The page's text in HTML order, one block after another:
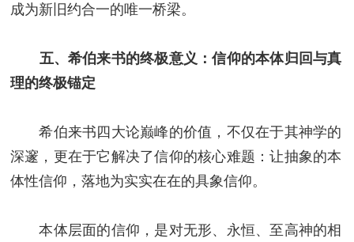
成为新旧约合一的唯一桥梁。
五、希伯来书的终极意义：信仰的本体归回与真
理的终极锚定
希伯来书四大论巅峰的价值，不仅在于其神学的
深邃，更在于它解决了信仰的核心难题：让抽象的本
体性信仰，落地为实实在在的具象信仰。
本体层面的信仰，是对无形、永恒、至高神的相